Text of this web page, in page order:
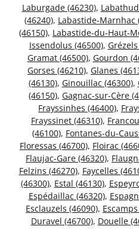
Laburgade (46230),
(46240), Labastide-Marnhac
(46150), Labastide-du-Haut-
Issendolus (46500),
Gramat (46500), Gourdon
Gorses (46210), Glanes
(46130), Ginouillac (46300),
(46150), Gagnac-sur-Cère
Frayssinhes (46400),
Frayssinet (46310),
(46100), Fontanes-du-
Floressas (46700), Floirac
Flaujac-Gare (46320),
Felzins (46270), Faycelles
(46300), Estal (46130),
Espédaillac (46320),
Esclauzels (46090),
Duravel (46700), Douelle